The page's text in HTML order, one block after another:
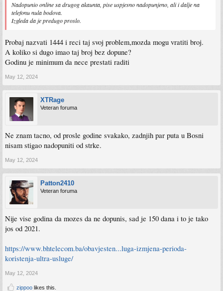
Nadopunio online sa drugog akaunta, pise uspjesno nadopunjeno, ali i dalje na
telefonu nula bodova.
Izgleda da je predugo proslo.
Probaj nazvati 1444 i reci taj svoj problem,mozda mogu vratiti broj.
A koliko si dugo imao taj broj bez dopune?
Godinu je minimum da nece prestati raditi
May 12, 2024
XTRage
Veteran foruma
Ne znam tacno, od prosle godine svakako, zadnjih par puta u Bosni
nisam stigao nadopuniti od strke.
May 12, 2024
Patton2410
Veteran foruma
Nije vise godina da mozes da ne dopunis, sad je 150 dana i to je tako
jos od 2021.
https://www.bhtelecom.ba/obavjesten...luga-izmjena-perioda-
koristenja-ultra-usluge/
May 12, 2024
zippoo likes this.